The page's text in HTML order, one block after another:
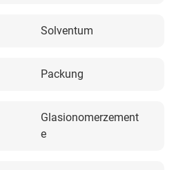
Solventum
Packung
Glasionomerzement
e